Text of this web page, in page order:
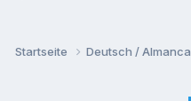
Startseite Deutsch / Almanca